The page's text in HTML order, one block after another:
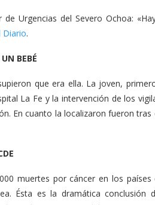
Urgencias del Severo Ochoa:
Diario.
BEBÉ
que era ella. La joven,
La Fe y la intervención de los
En cuanto la localizaron fueron tras
muertes por cáncer en los países
Ésta es la dramática conclusión